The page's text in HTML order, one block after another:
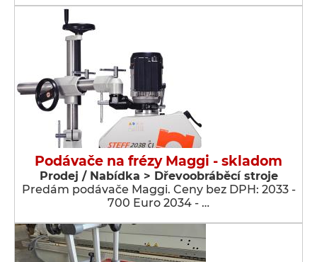
Podávače na frézy Maggi - skladom
Prodej / Nabídka > Dřevoobráběcí stroje
Predám podávače Maggi. Ceny bez DPH: 2033 -
700 Euro 2034 - …